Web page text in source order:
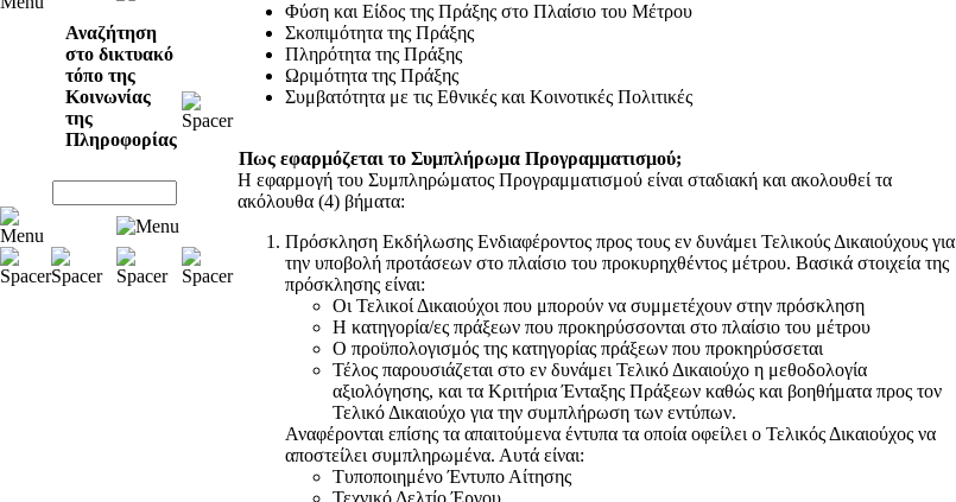
Αναζήτηση
στο δικτυακό
τόπο της
Κοινωνίας
της
Πληροφορίας
Φύση και Είδος της Πράξης στο Πλαίσιο του Μέτρου
Σκοπιμότητα της Πράξης
Πληρότητα της Πράξης
Ωριμότητα της Πράξης
Συμβατότητα με τις Εθνικές και Κοινοτικές Πολιτικές
Πως εφαρμόζεται το Συμπλήρωμα Προγραμματισμού;
Η εφαρμογή του Συμπληρώματος Προγραμματισμού είναι σταδιακή και ακολουθεί τα
ακόλουθα (4) βήματα:
Πρόσκληση Εκδήλωσης Ενδιαφέροντος προς τους εν δυνάμει Τελικούς Δικαιούχους για
την υποβολή προτάσεων στο πλαίσιο του προκυρηχθέντος μέτρου. Βασικά στοιχεία της
πρόσκλησης είναι:
Οι Τελικοί Δικαιούχοι που μπορούν να συμμετέχουν στην πρόσκληση
Η κατηγορία/ες πράξεων που προκηρύσσονται στο πλαίσιο του μέτρου
Ο προϋπολογισμός της κατηγορίας πράξεων που προκηρύσσεται
Τέλος παρουσιάζεται στο εν δυνάμει Τελικό Δικαιούχο η μεθοδολογία
αξιολόγησης, και τα Κριτήρια Ένταξης Πράξεων καθώς και βοηθήματα προς τον
Τελικό Δικαιούχο για την συμπλήρωση των εντύπων.
Αναφέρονται επίσης τα απαιτούμενα έντυπα τα οποία οφείλει ο Τελικός Δικαιούχος να
αποστείλει συμπληρωμένα. Αυτά είναι:
Τυποποιημένο Έντυπο Αίτησης
Τεχνικό Δελτίο Έργου